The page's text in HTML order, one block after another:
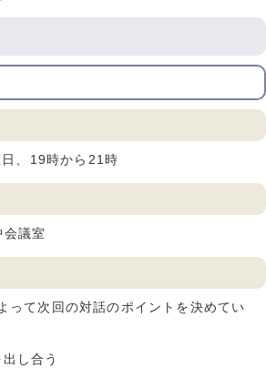
、19時から21時
議室
って次回の対話のポイントを決めてい
し合う